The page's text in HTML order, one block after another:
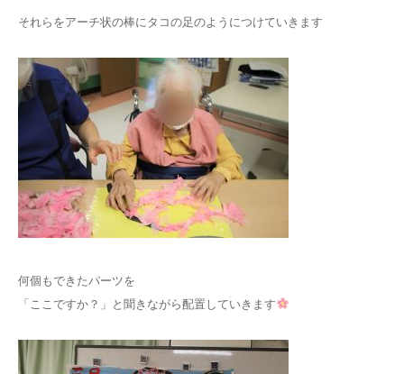
それらをアーチ状の棒にタコの足のようにつけていきます
何個もできたパーツを
「ここですか？」と聞きながら配置していきます